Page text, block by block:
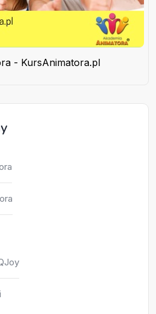
- KursAnimatora.pl